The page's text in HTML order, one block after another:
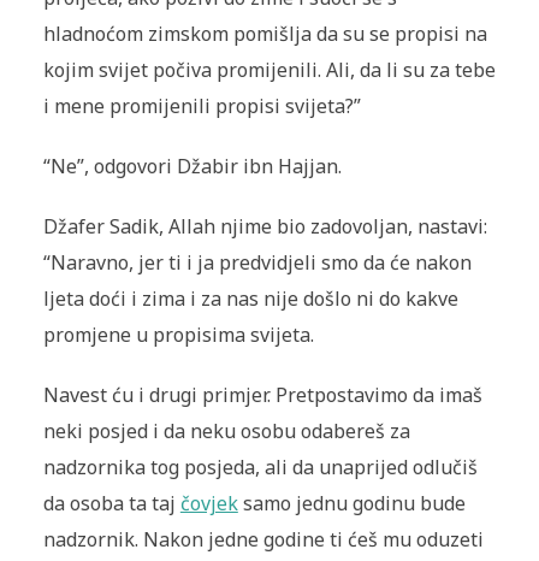
hladnoćom zimskom pomišlja da su se propisi na
kojim svijet počiva promijenili. Ali, da li su za tebe
i mene promijenili propisi svijeta?”
“Ne”, odgovori Džabir ibn Hajjan.
Džafer Sadik, Allah njime bio zadovoljan, nastavi:
“Naravno, jer ti i ja predvidjeli smo da će nakon
ljeta doći i zima i za nas nije došlo ni do kakve
promjene u propisima svijeta.
Navest ću i drugi primjer. Pretpostavimo da imaš
neki posjed i da neku osobu odabereš za
nadzornika tog posjeda, ali da unaprijed odlučiš
da osoba ta taj čovjeksamo jednu godinu bude
nadzornik. Nakon jedne godine ti ćeš mu oduzeti